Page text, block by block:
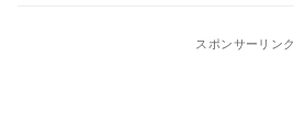
スポンサーリンク